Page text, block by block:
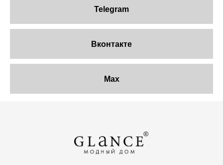
Telegram
Вконтакте
Max